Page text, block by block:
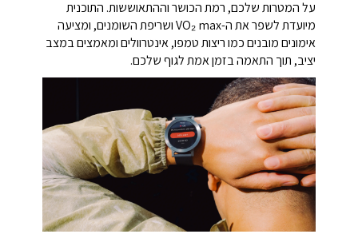
על המטרות שלכם, רמת הכושר וההתאוששות. התוכנית
מיועדת לשפר את ה-VO₂ max ושריפת השומנים, ומציעה
אימונים מובנים כמו ריצות טמפו, אינטרוולים ומאמצים במצב
יציב, תוך התאמה בזמן אמת לגוף שלכם.